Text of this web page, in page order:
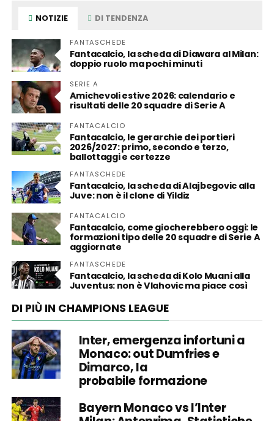
NOTIZIE DI TENDENZA
FANTASCHEDE
Fantacalcio, la scheda di Diawara al Milan:
doppio ruolo ma pochi minuti
SERIE A
Amichevoli estive 2026: calendario e
risultati delle 20 squadre di Serie A
FANTACALCIO
Fantacalcio, le gerarchie dei portieri
2026/2027: primo, secondo e terzo,
ballottaggi e certezze
FANTASCHEDE
Fantacalcio, la scheda di Alajbegovic alla
Juve: non è il clone di Yildiz
FANTACALCIO
Fantacalcio, come giocherebbero oggi: le
formazioni tipo delle 20 squadre di Serie A
aggiornate
FANTASCHEDE
Fantacalcio, la scheda di Kolo Muani alla
Juventus: non è Vlahovic ma piace così
DI PIÙ IN CHAMPIONS LEAGUE
Inter, emergenza infortuni a
Monaco: out Dumfries e
Dimarco, la
probabile formazione
Bayern Monaco vs l’Inter